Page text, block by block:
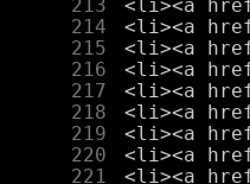
    213
    214
    215
    216
    217
    218
    219
    220
    221